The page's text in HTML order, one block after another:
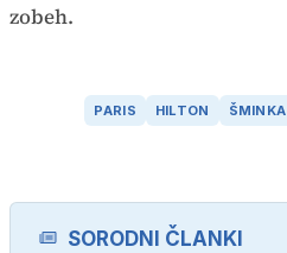
zobeh.
PARIS HILTON ŠMINKA
SORODNI ČLANKI